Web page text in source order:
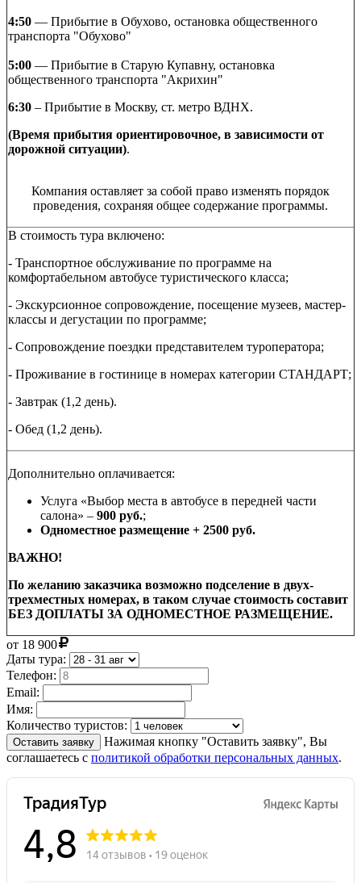
4:50 — Прибытие в Обухово, остановка общественного
транспорта "Обухово"
5:00 — Прибытие в Старую Купавну, остановка
общественного транспорта "Акрихин"
6:30 – Прибытие в Москву, ст. метро ВДНХ.
(Время прибытия ориентировочное, в зависимости от
дорожной ситуации).
Компания оставляет за собой право изменять порядок
проведения, сохраняя общее содержание программы.
В стоимость тура включено:
- Транспортное обслуживание по программе на
комфортабельном автобусе туристического класса;
- Экскурсионное сопровождение, посещение музеев, мастер-
классы и дегустации по программе;
- Сопровождение поездки представителем туроператора;
- Проживание в гостинице в номерах категории СТАНДАРТ;
- Завтрак (1,2 день).
- Обед (1,2 день).
Дополнительно оплачивается:
Услуга «Выбор места в автобусе в передней части
салона» – 900 руб.;
Одноместное размещение + 2500 руб.
ВАЖНО!
По желанию заказчика возможно подселение в двух-
трехместных номерах, в таком случае стоимость составит
БЕЗ ДОПЛАТЫ ЗА ОДНОМЕСТНОЕ РАЗМЕЩЕНИЕ.
от 18 900
Даты тура:
Телефон:
Email:
Имя:
Количество туристов:
Оставить заявку
Нажимая кнопку "Оставить заявку", Вы
соглашаетесь с политикой обработки персональных данных.